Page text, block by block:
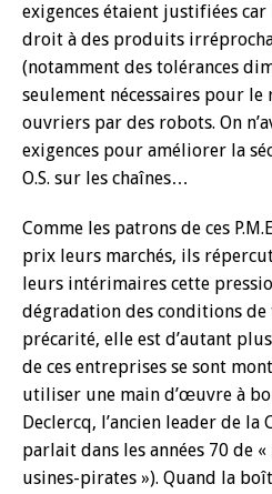
exigences étaient justifiées
droit à des produits
(notamment des tolérances
seulement nécessaires pour le
ouvriers par des robots. On
exigences pour améliorer la
O.S. sur les chaînes…
Comme les patrons de ces
prix leurs marchés, ils
leurs intérimaires cette
dégradation des conditions de
précarité, elle est d’autant
de ces entreprises se sont
utiliser une main d’œuvre à
Declercq, l’ancien leader de la
parlait dans les années 70 de
usines-pirates »). Quand la